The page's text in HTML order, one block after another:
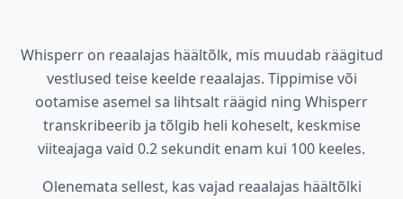
Whisperr on reaalajas häältõlk, mis muudab räägitud
vestlused teise keelde reaalajas. Tippimise või
ootamise asemel sa lihtsalt räägid ning Whisperr
transkribeerib ja tõlgib heli koheselt, keskmise
viiteajaga vaid 0.2 sekundit enam kui 100 keeles.
Olenemata sellest, kas vajad reaalajas häältõlki